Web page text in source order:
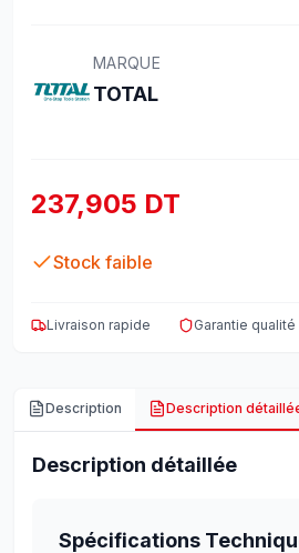
MARQUE
TOTAL
237,905 DT
Stock faible
Livraison rapide Garantie qualité
Description Description
Description détaillée
Spécifications